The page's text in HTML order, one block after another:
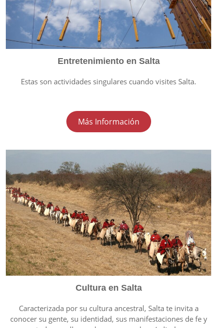
Entretenimiento en Salta
Estas son actividades singulares cuando visites Salta.
Más Información
Cultura en Salta
Caracterizada por su cultura ancestral, Salta te invita a
conocer su gente, su identidad, sus manifestaciones de fe y